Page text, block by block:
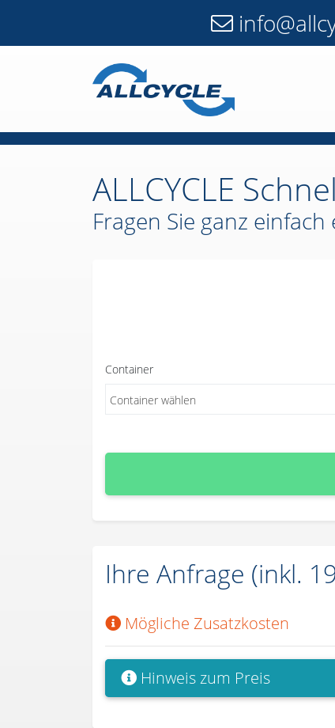
ALLCYCLE
Fragen Sie ganz
Container
Container wählen
Ihre Anfrage (inkl.
Mögliche Zusatzkosten
Hinweis zum Preis